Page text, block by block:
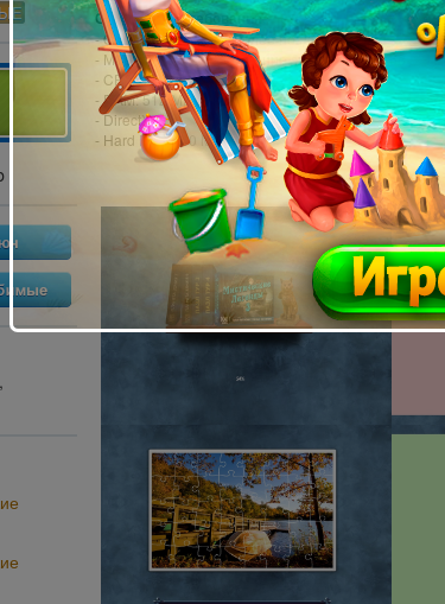
,
Системные требования:
- OS: Windows 7 или более поздняя версия
- Минимальное разрешение экрана 1024x768
- CPU: 1,0 GHz
- RAM: 512 MB
- DirectX: 9.0
- Hard Drive: 60 Mb